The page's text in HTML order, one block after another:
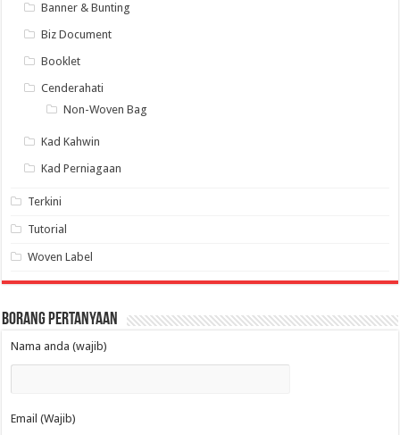
Banner & Bunting
Biz Document
Booklet
Cenderahati
Non-Woven Bag
Kad Kahwin
Kad Perniagaan
Terkini
Tutorial
Woven Label
Borang Pertanyaan
Nama anda (wajib)
Email (Wajib)